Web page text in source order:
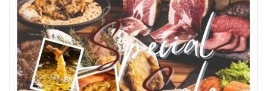
詳細
【和室13畳】＜角部屋・眺望抜群
＞ゲレンデビュー［30平米］
宿泊人数：2～5人